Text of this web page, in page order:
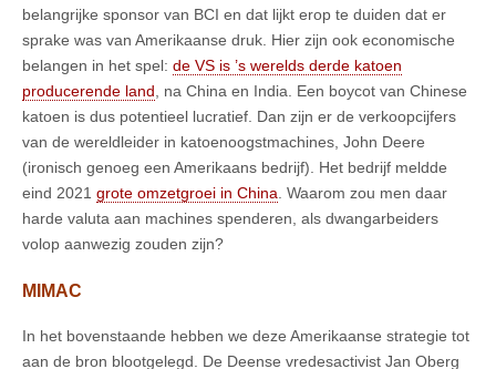
belangrijke sponsor van BCI en dat lijkt erop te duiden dat er
sprake was van Amerikaanse druk. Hier zijn ook economische
belangen in het spel: de VS is ’s werelds derde katoen
producerende land, na China en India. Een boycot van Chinese
katoen is dus potentieel lucratief. Dan zijn er de verkoopcijfers
van de wereldleider in katoenoogstmachines, John Deere
(ironisch genoeg een Amerikaans bedrijf). Het bedrijf meldde
eind 2021 grote omzetgroei in China. Waarom zou men daar
harde valuta aan machines spenderen, als dwangarbeiders
volop aanwezig zouden zijn?
MIMAC
In het bovenstaande hebben we deze Amerikaanse strategie tot
aan de bron blootgelegd. De Deense vredesactivist Jan Oberg